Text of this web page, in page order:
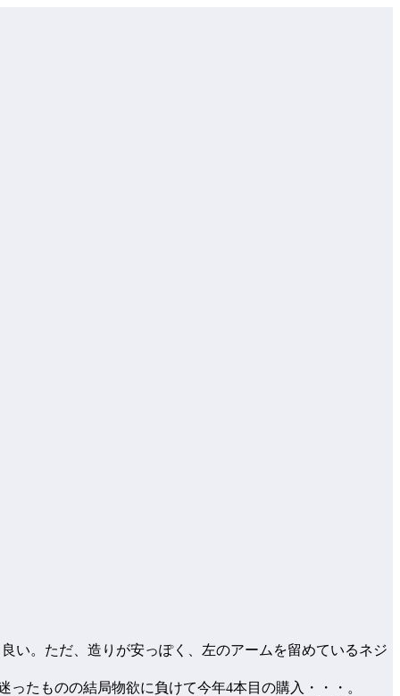
い。ただ、造りが安っぽく、左のアームを留めているネジ
たものの結局物欲に負けて今年4本目の購入・・・。